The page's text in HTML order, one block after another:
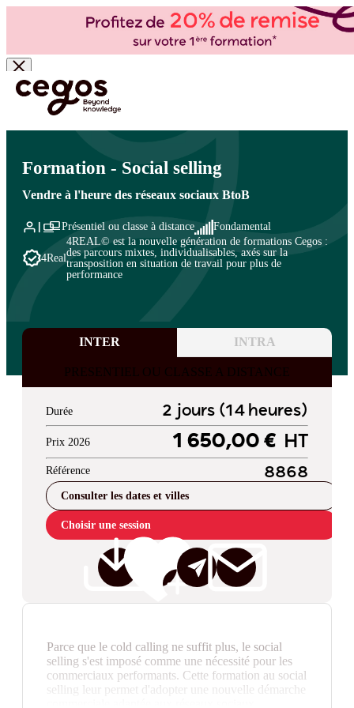
Skip to main content
Vous êtes ici : Accueil >Cegos, organisme de formation à Paris et en régions
>Vente et négociation
Formation - Social selling
Vendre à l'heure des réseaux sociaux BtoB
Présentiel ou classe à distance Fondamental
4Real
4REAL© est la nouvelle génération de formations Cegos :
des parcours mixtes, individualisables, axés sur la
transposition en situation de travail pour plus de
performance
INTER INTRA
PRESENTIEL OU CLASSE A DISTANCE
Durée 2 jours (14 heures)
Prix 2026 1 650,00 € HT
Référence 8868
Consulter les dates et villes
Choisir une session
Parce que le cold calling ne suffit plus, le social
selling s'est imposé comme une nécessité pour les
commerciaux performants. Cette formation au social
selling leur permet d'adopter une nouvelle démarche